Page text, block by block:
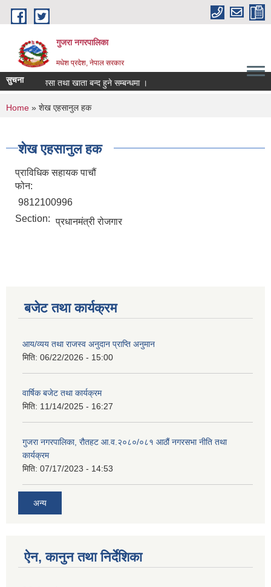
Skip to main content
गुजरा नगरपालिका
मधेश प्रदेश, नेपाल सरकार
सुचनानिकासा तथा खाता बन्द हुने सम्बन्धमा ।
You are here
Home » शेख एहसानुल हक
शेख एहसानुल हक
प्राविधिक सहायक पाचौं
फोन:
9812100996
Section: प्रधानमंत्री रोजगार
बजेट तथा कार्यक्रम
आय/व्यय तथा राजस्व अनुदान प्राप्ति अनुमान
मिति: 06/22/2026 - 15:00
वार्षिक बजेट तथा कार्यक्रम
मिति: 11/14/2025 - 16:27
गुजरा नगरपालिका, रौतहट आ.व.२०८०/०८१ आठौं नगरसभा नीति तथा
कार्यक्रम
मिति: 07/17/2023 - 14:53
अन्य
ऐन, कानुन तथा निर्देशिका